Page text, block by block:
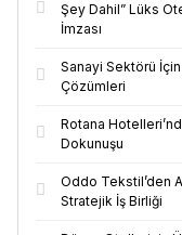
Şey Dahil” Lüks
İmzası
Sanayi Sektörü
Çözümleri
Rotana
Dokunuşu
Oddo Tekstil’den
Stratejik İş Birliği